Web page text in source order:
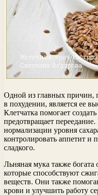
Одной из главных причин,
в похудении, является ее
Клетчатка помогает
предотвращает
нормализации уровня
контролировать аппетит и
сладкого.
Льняная мука также
которые способствуют
веществ. Они также
крови и улучшить работу